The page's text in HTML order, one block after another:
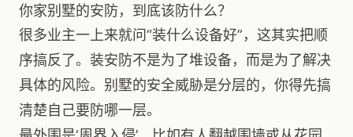
你家别墅的安防，到底该防什么？
很多业主一上来就问“装什么设备好”，这其实把顺
序搞反了。装安防不是为了堆设备，而是为了解决
具体的风险。别墅的安全威胁是分层的，你得先搞
清楚自己要防哪一层。